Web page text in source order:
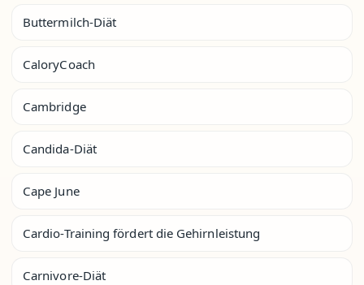
Buttermilch-Diät
CaloryCoach
Cambridge
Candida-Diät
Cape June
Cardio-Training fördert die Gehirnleistung
Carnivore-Diät